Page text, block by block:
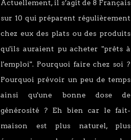
Actuellement, il s’agit de 8 Français
sur 10 qui préparent régulièrement
chez eux des plats ou des produits
qu'ils auraient pu acheter "prêts à
l'emploi". Pourquoi faire chez soi ?
Pourquoi prévoir un peu de temps
ainsi qu'une bonne dose de
générosité ? Eh bien car le fait-
maison est plus naturel, plus